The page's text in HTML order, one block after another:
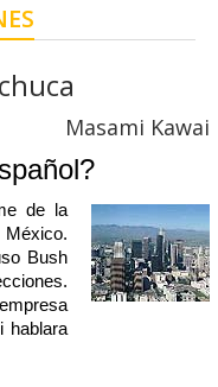
Masami Kawai
de la
Bush
hablara